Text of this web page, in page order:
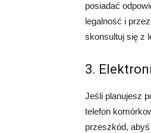
posiadać
legalność i
skonsultuj się z
3.
Jeśli planujesz
telefon
przeszkód, abyś